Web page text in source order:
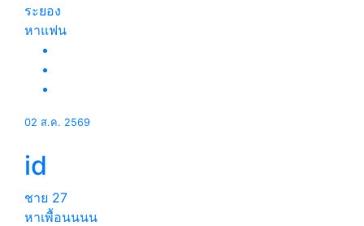
ระยอง
หาแฟน
02 ส.ค. 2569
id
ชาย 27
หาเพื้อนนนน